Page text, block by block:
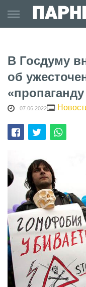
to
content
В Госдуму
об
07.06.2022